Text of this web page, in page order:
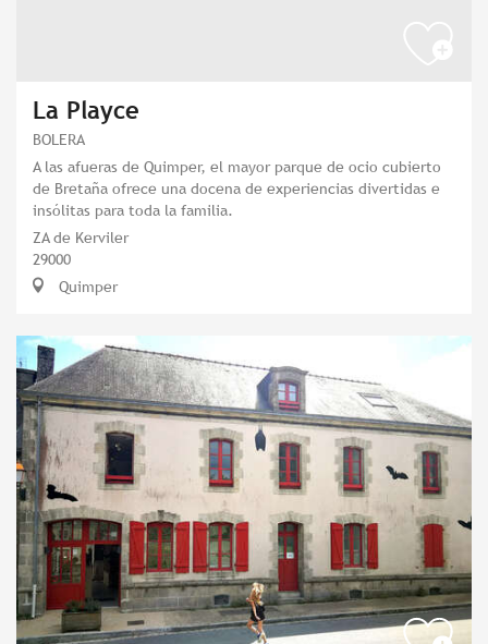
La Playce
BOLERA
A las afueras de Quimper, el mayor parque de ocio cubierto
de Bretaña ofrece una docena de experiencias divertidas e
insólitas para toda la familia.
ZA de Kerviler
29000
Quimper